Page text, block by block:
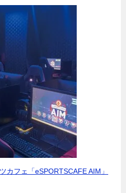
カフェ「eSPORTSCAFE AIM」